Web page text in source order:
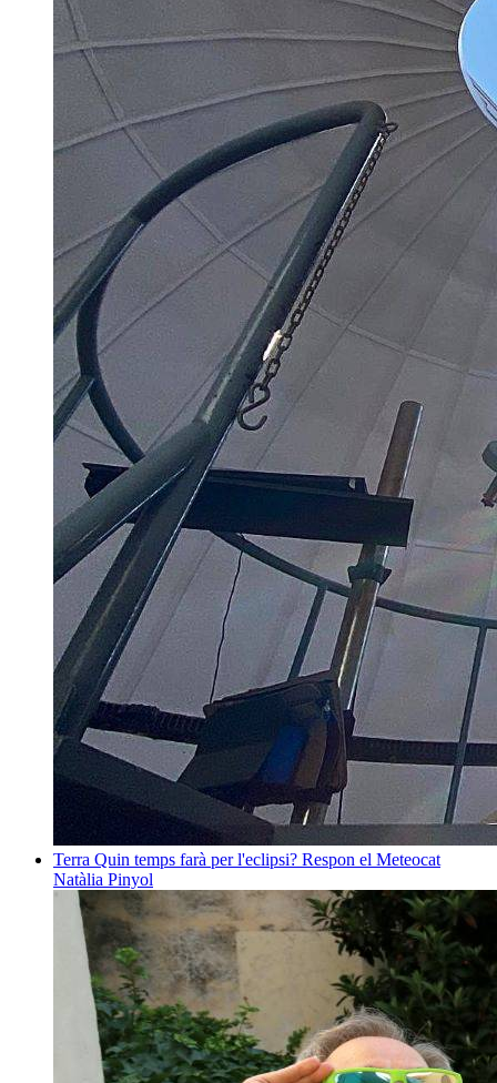
Terra Quin temps farà per l'eclipsi? Respon el Meteocat
Natàlia Pinyol